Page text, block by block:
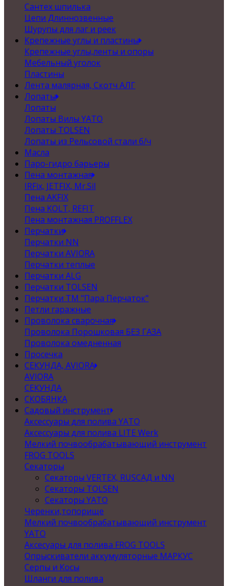
Сантех шпилька
Цепи Длиннозвенные
Шурупы для лаг и реек
Крепежные углы и пластины
Крепежные углы,ленты и опоры
Мебельный уголок
Пластины
Лента малярная, Скотч АЛГ
Лопаты
Лопаты
Лопаты Вилы YATO
Лопаты TOLSEN
Лопаты из Рельсовой стали б/ч
Масла
Паро-гидро барьеры
Пена монтажная
IRFix, JETFIX, Mr.Sil
Пена AKFIX
Пена KOLT, REFIT
Пена монтажная PROFFLEX
Перчатки
Перчатки NN
Перчатки AVIORA
Перчатки теплые
Перчатки ALG
Перчатки TOLSEN
Перчатки ТМ "Пара Перчаток"
Петли гаражные
Проволока сварочная
Проволока Порошковая БЕЗ ГАЗА
Проволока омедненная
Просечка
СЕКУНДА, AVIORA
AVIORA
СЕКУНДА
СКОБЯНКА
Садовый инструмент
Аксессуары для полива YATO
Аксессуары для полива LITE Werk
Мелкий почвообрабатывающий инструмент
FROG TOOLS
Секаторы
Секаторы VERTEX, RUSСАД и NN
Секаторы TOLSEN
Секаторы YATO
Черенки,топорище
Мелкий почвообрабатывающий инструмент
YATO
Аксесуары для полива FROG TOOLS
Опрыскиватели аккумуляторные МАРКУС
Серпы и Косы
Шланги для полива